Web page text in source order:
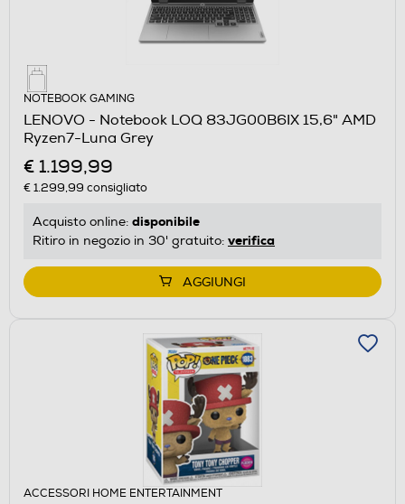
NOTEBOOK GAMING
LENOVO - Notebook LOQ 83JG00B6IX 15,6" AMD
Ryzen7-Luna Grey
€ 1.199,99
€ 1.299,99 consigliato
Acquisto online: disponibile
Ritiro in negozio in 30' gratuito: verifica
AGGIUNGI
ACCESSORI HOME ENTERTAINMENT